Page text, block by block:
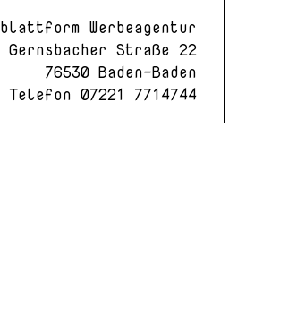
blattform Werbeagentur
Gernsbacher Straße 22
76530 Baden-Baden
Telefon 07221 7714744